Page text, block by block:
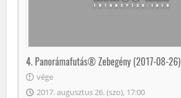
4. Panorámafutás® Zebegény (2017-08-26)
vége
2017. augusztus 26. (szo), 17:00